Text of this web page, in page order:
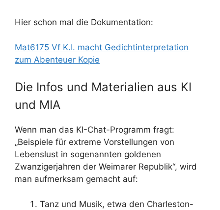
Hier schon mal die Dokumentation:
Mat6175 Vf K.I. macht Gedichtinterpretation
zum Abenteuer Kopie
Die Infos und Materialien aus KI
und MIA
Wenn man das KI-Chat-Programm fragt:
„Beispiele für extreme Vorstellungen von
Lebenslust in sogenannten goldenen
Zwanzigerjahren der Weimarer Republik“, wird
man aufmerksam gemacht auf:
Tanz und Musik, etwa den Charleston-